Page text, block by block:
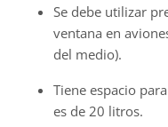
“¡Relájate! Los niños
todo tipo de
privilegio de vivir en un
disfruta cada aventura.
preparado, si se te